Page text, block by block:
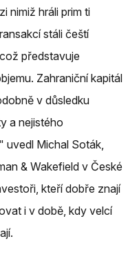
nimiž hráli prim ti
stáli čeští
představuje
Zahraniční kapitál
v důsledku
a nejistého
Michal Soták,
& Wakefield v České
kteří dobře znají
i v době, kdy velcí